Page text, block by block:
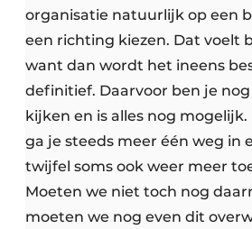
organisatie natuurlijk op een
een richting kiezen. Dat voelt
want dan wordt het ineens
definitief. Daarvoor ben je
kijken en is alles nog
ga je steeds meer één weg in
twijfel soms ook weer meer
Moeten we niet toch nog
moeten we nog even dit